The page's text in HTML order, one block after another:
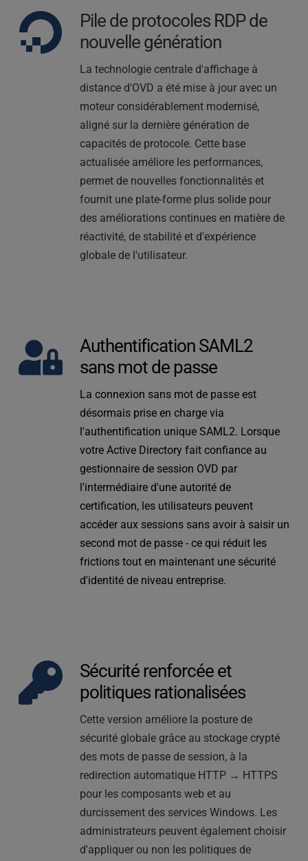
Pile de protocoles RDP de
nouvelle génération
La technologie centrale d'affichage à
distance d'OVD a été mise à jour avec un
moteur considérablement modernisé,
aligné sur la dernière génération de
capacités de protocole. Cette base
actualisée améliore les performances,
permet de nouvelles fonctionnalités et
fournit une plate-forme plus solide pour
des améliorations continues en matière de
réactivité, de stabilité et d'expérience
globale de l'utilisateur.
Authentification SAML2
sans mot de passe
La connexion sans mot de passe est
désormais prise en charge via
l'authentification unique SAML2. Lorsque
votre Active Directory fait confiance au
gestionnaire de session OVD par
l'intermédiaire d'une autorité de
certification, les utilisateurs peuvent
accéder aux sessions sans avoir à saisir un
second mot de passe - ce qui réduit les
frictions tout en maintenant une sécurité
d'identité de niveau entreprise.
Sécurité renforcée et
politiques rationalisées
Cette version améliore la posture de
sécurité globale grâce au stockage crypté
des mots de passe de session, à la
redirection automatique HTTP → HTTPS
pour les composants web et au
durcissement des services Windows. Les
administrateurs peuvent également choisir
d'appliquer ou non les politiques de